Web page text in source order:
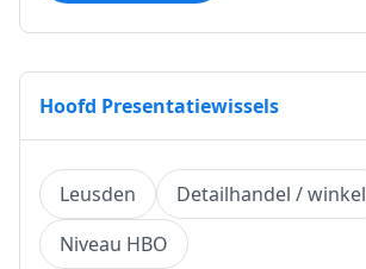
Hoofd Presentatiewissels
Leusden Detailhandel / winkel
Niveau HBO